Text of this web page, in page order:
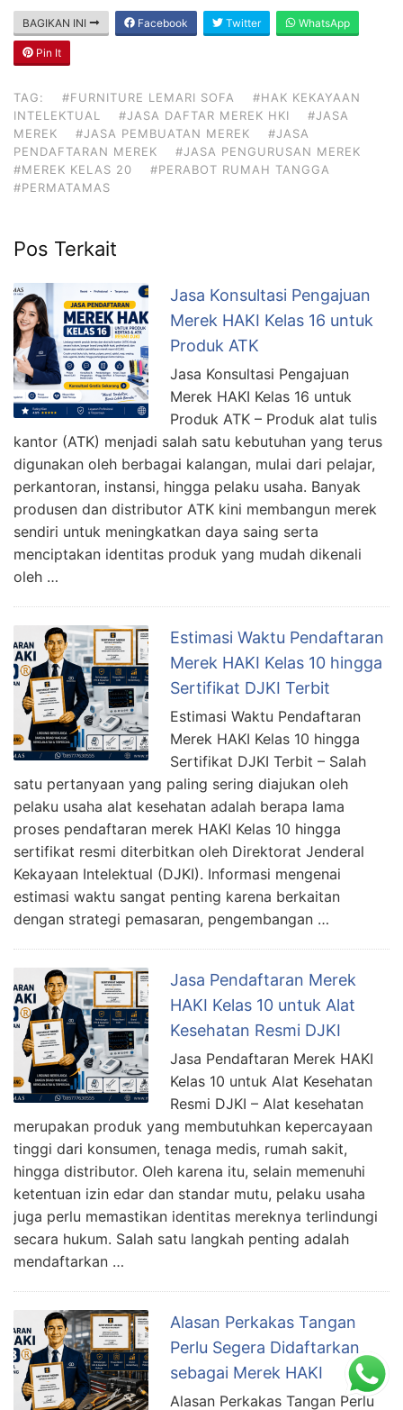
BAGIKAN INI Facebook Twitter WhatsApp
Pin It
TAG: #FURNITURE LEMARI SOFA
#HAK KEKAYAAN
INTELEKTUAL
#JASA DAFTAR MEREK HKI
#JASA
MEREK
#JASA PEMBUATAN MEREK
#JASA
PENDAFTARAN MEREK
#JASA PENGURUSAN MEREK
#MEREK KELAS 20
#PERABOT RUMAH TANGGA
#PERMATAMAS
Pos Terkait
Jasa Konsultasi Pengajuan
Merek HAKI Kelas 16 untuk
Produk ATK
Jasa Konsultasi Pengajuan
Merek HAKI Kelas 16 untuk
Produk ATK – Produk alat tulis
kantor (ATK) menjadi salah satu kebutuhan yang terus
digunakan oleh berbagai kalangan, mulai dari pelajar,
perkantoran, instansi, hingga pelaku usaha. Banyak
produsen dan distributor ATK kini membangun merek
sendiri untuk meningkatkan daya saing serta
menciptakan identitas produk yang mudah dikenali
oleh …
Estimasi Waktu Pendaftaran
Merek HAKI Kelas 10 hingga
Sertifikat DJKI Terbit
Estimasi Waktu Pendaftaran
Merek HAKI Kelas 10 hingga
Sertifikat DJKI Terbit – Salah
satu pertanyaan yang paling sering diajukan oleh
pelaku usaha alat kesehatan adalah berapa lama
proses pendaftaran merek HAKI Kelas 10 hingga
sertifikat resmi diterbitkan oleh Direktorat Jenderal
Kekayaan Intelektual (DJKI). Informasi mengenai
estimasi waktu sangat penting karena berkaitan
dengan strategi pemasaran, pengembangan …
Jasa Pendaftaran Merek
HAKI Kelas 10 untuk Alat
Kesehatan Resmi DJKI
Jasa Pendaftaran Merek HAKI
Kelas 10 untuk Alat Kesehatan
Resmi DJKI – Alat kesehatan
merupakan produk yang membutuhkan kepercayaan
tinggi dari konsumen, tenaga medis, rumah sakit,
hingga distributor. Oleh karena itu, selain memenuhi
ketentuan izin edar dan standar mutu, pelaku usaha
juga perlu memastikan identitas mereknya terlindungi
secara hukum. Salah satu langkah penting adalah
mendaftarkan …
Alasan Perkakas Tangan
Perlu Segera Didaftarkan
sebagai Merek HAKI
Alasan Perkakas Tangan Perlu